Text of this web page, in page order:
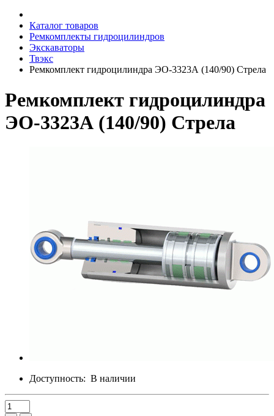
Каталог товаров
Ремкомплекты гидроцилиндров
Экскаваторы
Твэкс
Ремкомплект гидроцилиндра ЭО-3323А (140/90) Стрела
Ремкомплект гидроцилиндра
ЭО-3323А (140/90) Стрела
Доступность: В наличии